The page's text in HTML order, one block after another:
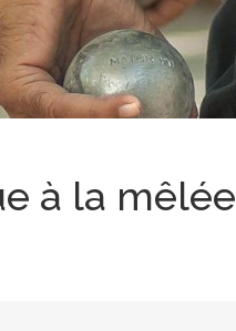
à la mêlée